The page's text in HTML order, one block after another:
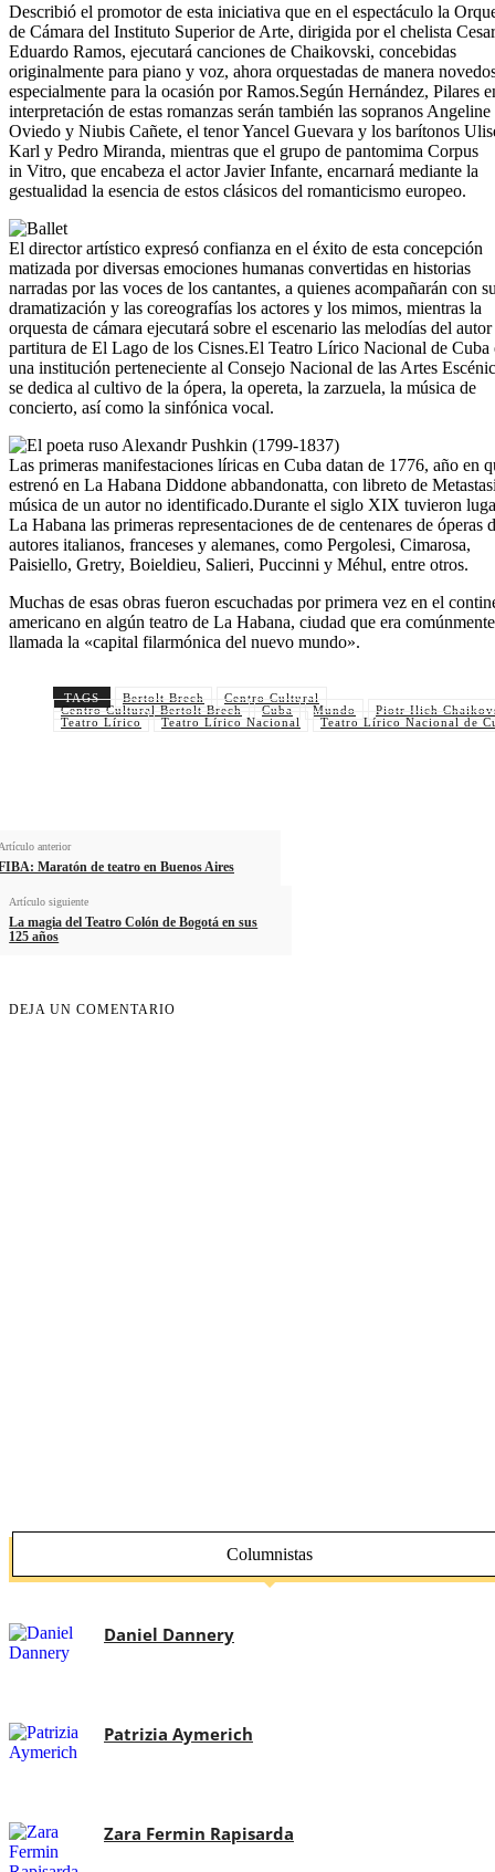
Describió el promotor de esta iniciativa que en el espectáculo la
de Cámara del Instituto Superior de Arte, dirigida por el chelista Cesar
Eduardo Ramos, ejecutará canciones de Chaikovski, concebidas
originalmente para piano y voz, ahora orquestadas de manera
especialmente para la ocasión por Ramos.Según Hernández, Pilares
interpretación de estas romanzas serán también las sopranos Angeline
Oviedo y Niubis Cañete, el tenor Yancel Guevara y los barítonos
Karl y Pedro Miranda, mientras que el grupo de pantomima Corpus
in Vitro, que encabeza el actor Javier Infante, encarnará mediante la
gestualidad la esencia de estos clásicos del romanticismo europeo.
El director artístico expresó confianza en el éxito de esta concepción
matizada por diversas emociones humanas convertidas en historias
narradas por las voces de los cantantes, a quienes acompañarán con
dramatización y las coreografías los actores y los mimos, mientras la
orquesta de cámara ejecutará sobre el escenario las melodías del
partitura de El Lago de los Cisnes.El Teatro Lírico Nacional de Cuba
una institución perteneciente al Consejo Nacional de las Artes
se dedica al cultivo de la ópera, la opereta, la zarzuela, la música de
concierto, así como la sinfónica vocal.
Las primeras manifestaciones líricas en Cuba datan de 1776, año en
estrenó en La Habana Diddone abbandonatta, con libreto de
música de un autor no identificado.Durante el siglo XIX tuvieron
La Habana las primeras representaciones de de centenares de óperas
autores italianos, franceses y alemanes, como Pergolesi, Cimarosa,
Paisiello, Gretry, Boieldieu, Salieri, Puccinni y Méhul, entre otros.
Muchas de esas obras fueron escuchadas por primera vez en el
americano en algún teatro de La Habana, ciudad que era comúnmente
llamada la «capital filarmónica del nuevo mundo».
TAGS Bertolt Brech
Centro Cultural
Centro Cultural Bertolt Brech
Cuba Mundo
Piotr Ilich
Teatro Lírico
Teatro Lírico Nacional Teatro Lírico Nacional de
anterior
Maratón de teatro en Buenos Aires
Artículo siguiente
La magia del Teatro Colón de Bogotá en sus
125 años
DEJA UN COMENTARIO
Columnistas
Daniel Dannery
Patrizia Aymerich
Zara Fermin Rapisarda